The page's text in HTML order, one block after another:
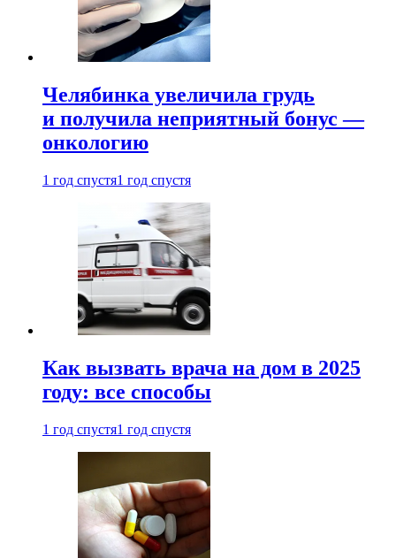
Челябинка увеличила грудь
и получила неприятный бонус —
онкологию
1 год спустя1 год спустя
Как вызвать врача на дом в 2025
году: все способы
1 год спустя1 год спустя